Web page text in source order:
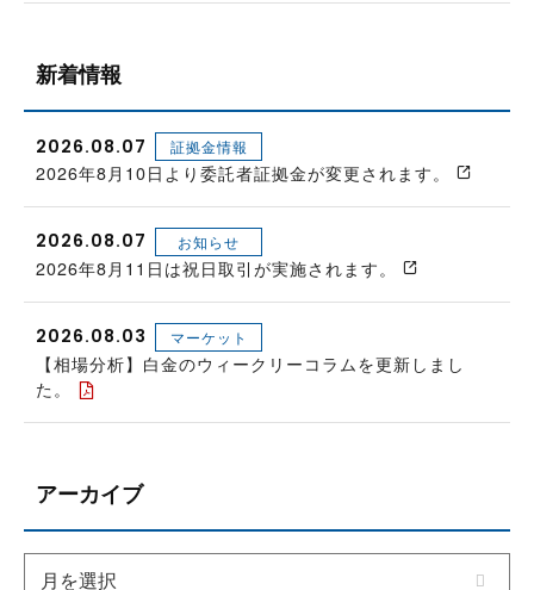
新着情報
2026.08.07 証拠金情報
2026年8月10日より委託者証拠金が変更されます。
2026.08.07 お知らせ
2026年8月11日は祝日取引が実施されます。
2026.08.03 マーケット
【相場分析】白金のウィークリーコラムを更新しまし
た。
アーカイブ